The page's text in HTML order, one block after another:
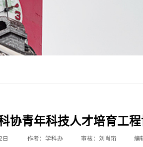
协青年科技人才培育工
日 作者：学科办 审核：刘肖珩 编